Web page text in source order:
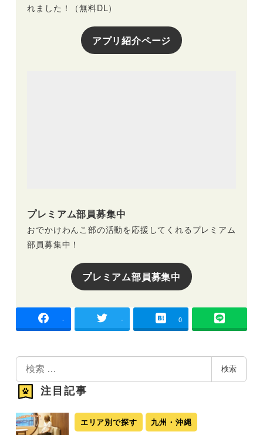
れました！（無料DL）
アプリ紹介ページ
プレミアム部員募集中
おでかけわんこ部の活動を応援してくれるプレミアム
部員募集中！
プレミアム部員募集中
- - 0
検
索
検索
注目記事
エリア別で探す 九州・沖縄